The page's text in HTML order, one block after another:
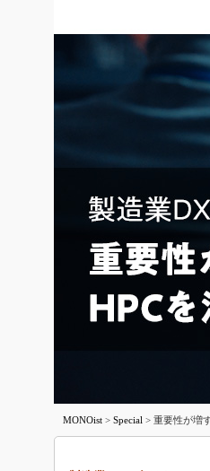
MONOist > Special > 重要性が増